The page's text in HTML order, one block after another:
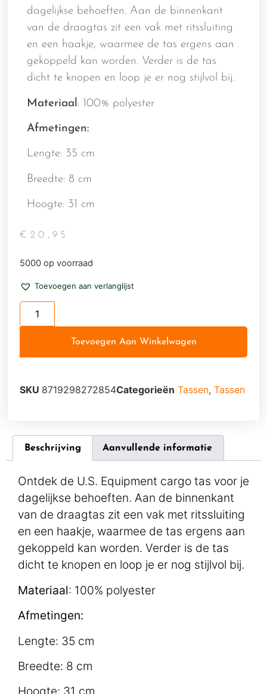
dagelijkse behoeften. Aan de binnenkant
van de draagtas zit een vak met ritssluiting
en een haakje, waarmee de tas ergens aan
gekoppeld kan worden. Verder is de tas
dicht te knopen en loop je er nog stijlvol bij.
Materiaal : 100% polyester
Afmetingen:
Lengte: 35 cm
Breedte: 8 cm
Hoogte: 31 cm
€ 20,95
5000 op voorraad
Toevoegen aan verlanglijst
Toevoegen Aan Winkelwagen
SKU 8719298272854Categorieën Tassen,Tassen
Beschrijving Aanvullende informatie
Ontdek de U.S. Equipment cargo tas voor je
dagelijkse behoeften. Aan de binnenkant
van de draagtas zit een vak met ritssluiting
en een haakje, waarmee de tas ergens aan
gekoppeld kan worden. Verder is de tas
dicht te knopen en loop je er nog stijlvol bij.
Materiaal: 100% polyester
Afmetingen:
Lengte: 35 cm
Breedte: 8 cm